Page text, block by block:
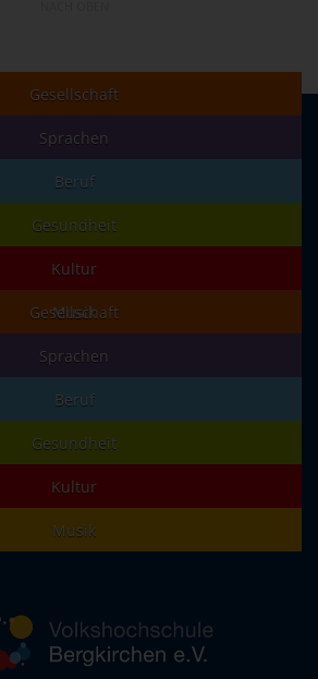
Gesellschaft
Sprachen
Beruf
Gesundheit
Kultur
Musik
Gesellschaft
Sprachen
Beruf
Gesundheit
Kultur
Musik